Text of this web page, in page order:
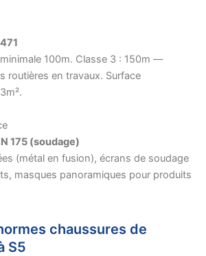
100m. Classe 3 : 150m —
routières en travaux. Surface
175 (soudage)
(métal en fusion), écrans de soudage
masques panoramiques pour produits
chaussures de
S5